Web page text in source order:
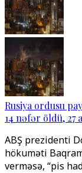
Rusiya ordusu
14 nəfər öldü, 27
ABŞ prezidenti
hökuməti
verməsə, “pis